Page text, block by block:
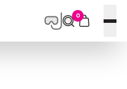
פתח תפריט
0